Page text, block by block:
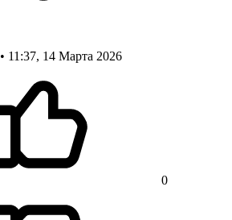
• 11:37, 14 Марта 2026
0